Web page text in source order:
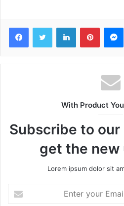
FacebookTwitter LinkedInPinterest
With Product
Subscribe to
get the new
Lorem ipsum dolor sit
your